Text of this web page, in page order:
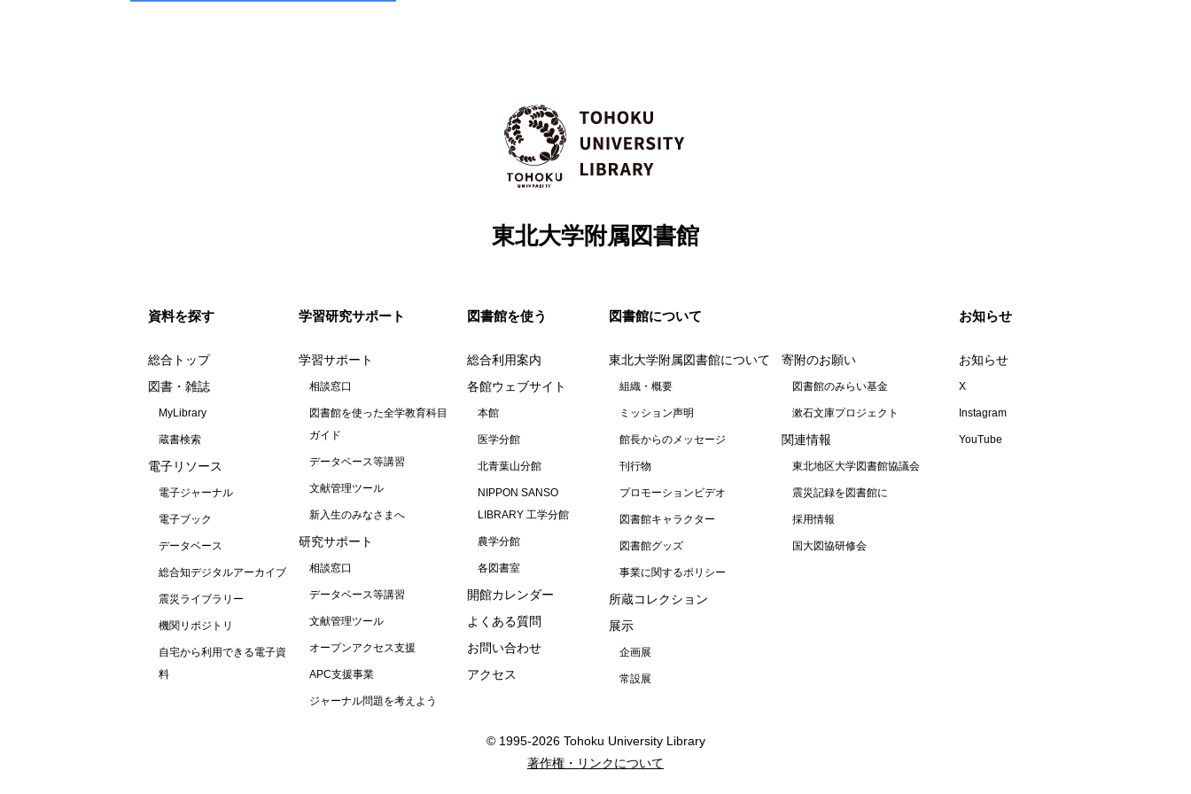
東北大学附属図書館
資料を探す
総合トップ
図書・雑誌
MyLibrary
蔵書検索
電子リソース
電子ジャーナル
電子ブック
データベース
総合知デジタルアーカイブ
震災ライブラリー
機関リポジトリ
自宅から利用できる電子資
料
学習研究サポート
学習サポート
相談窓口
図書館を使った全学教育科目
ガイド
データベース等講習
文献管理ツール
新入生のみなさまへ
研究サポート
相談窓口
データベース等講習
文献管理ツール
オープンアクセス支援
APC支援事業
ジャーナル問題を考えよう
図書館を使う
総合利用案内
各館ウェブサイト
本館
医学分館
北青葉山分館
NIPPON SANSO
LIBRARY 工学分館
農学分館
各図書室
開館カレンダー
よくある質問
お問い合わせ
アクセス
図書館について
東北大学附属図書館について
組織・概要
ミッション声明
館長からのメッセージ
刊行物
プロモーションビデオ
図書館キャラクター
図書館グッズ
事業に関するポリシー
所蔵コレクション
展示
企画展
常設展
寄附のお願い
図書館のみらい基金
漱石文庫プロジェクト
関連情報
東北地区大学図書館協議会
震災記録を図書館に
採用情報
国大図協研修会
お知らせ
お知らせ
X
Instagram
YouTube
© 1995-2026 Tohoku University Library
著作権・リンクについて